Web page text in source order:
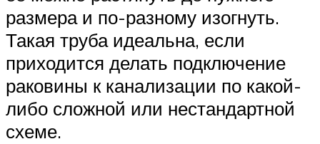
размера и по-разному изогнуть.
Такая труба идеальна, если
приходится делать подключение
раковины к канализации по какой-
либо сложной или нестандартной
схеме.